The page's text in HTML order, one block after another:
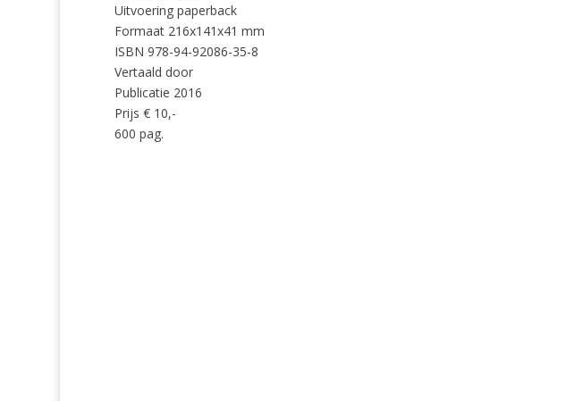
Uitvoering paperback
Formaat 216x141x41 mm
ISBN 978-94-92086-35-8
Vertaald door
Publicatie 2016
Prijs € 10,-
600 pag.